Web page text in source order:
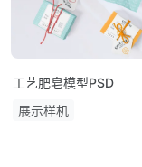
工艺肥皂模型PSD
展示样机